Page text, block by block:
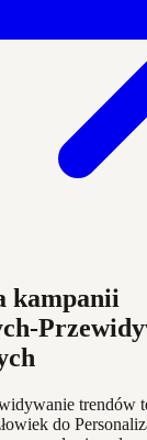
kampanii
trendów
do